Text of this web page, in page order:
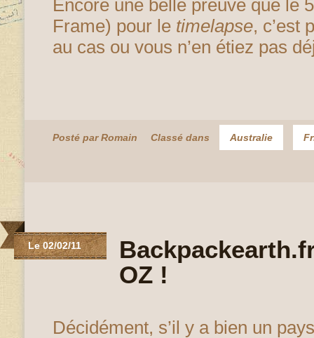
Encore une belle preuve que le
Frame) pour le timelapse, c’est
au cas ou vous n’en étiez pas
Posté par Romain Classé dans Australie
Le 02/02/11
OZ !
Décidément, s’il y a bien un